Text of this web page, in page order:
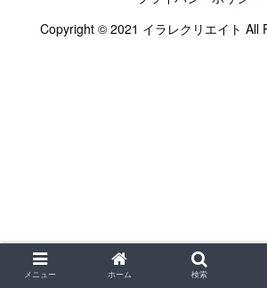
Copyright © 2021 イラレクリエイト All
メニュー ホーム 検索